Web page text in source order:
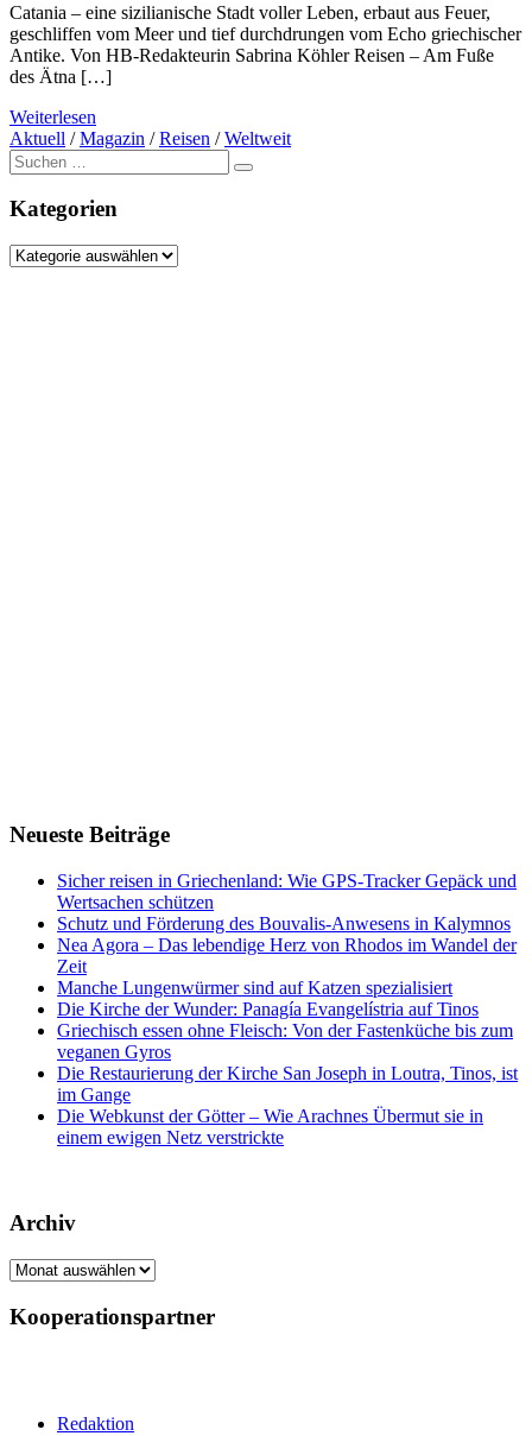
Catania – eine sizilianische Stadt voller Leben, erbaut aus Feuer,
geschliffen vom Meer und tief durchdrungen vom Echo griechischer
Antike. Von HB-Redakteurin Sabrina Köhler Reisen – Am Fuße
des Ätna […]
Weiterlesen
Aktuell /Magazin /Reisen /Weltweit
Suche
nach:
Kategorien
Kategorien
Neueste Beiträge
Sicher reisen in Griechenland: Wie GPS-Tracker Gepäck und
Wertsachen schützen
Schutz und Förderung des Bouvalis-Anwesens in Kalymnos
Nea Agora – Das lebendige Herz von Rhodos im Wandel der
Zeit
Manche Lungenwürmer sind auf Katzen spezialisiert
Die Kirche der Wunder: Panagía Evangelístria auf Tinos
Griechisch essen ohne Fleisch: Von der Fastenküche bis zum
veganen Gyros
Die Restaurierung der Kirche San Joseph in Loutra, Tinos, ist
im Gange
Die Webkunst der Götter – Wie Arachnes Übermut sie in
einem ewigen Netz verstrickte
Archiv
Archiv
Kooperationspartner
Redaktion